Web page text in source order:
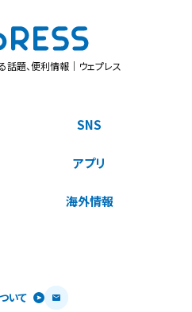
話題、便利情報｜ウェプレス
SNS
アプリ
海外情報
いて